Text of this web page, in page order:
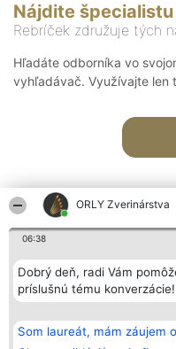
ORLY Zverinárstva
06:38
Dobrý deň, radi Vám
príslušnú tému
Som laureát, mám záujem
Nájdite špecialistu
Rebríček združuje tých
Hľadáte odborníka vo
vyhľadávač. Využívajte len
Organizátor hodnotenia
Bright Side Solutions sp. z o.
o. sp. k.
Wrocław 50-079
KRS 0000749100 | Regon
381313360 | NIP 8943132676